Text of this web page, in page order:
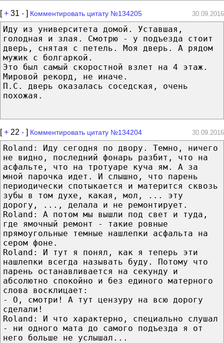
[+ 31 - ] Комментировать цитату №134205 30.09.2016
Иду из университета домой. Уставшая,
голодная и злая. Смотрю - у подъезда стоит
дверь, снятая с петель. Моя дверь. А рядом
мужик с болгаркой.
Это был самый скоростной взлет на 4 этаж.
Мировой рекорд, не иначе.
П.С. дверь оказалась соседская, очень
похожая.
[+ 22 - ] Комментировать цитату №134204 30.09.2016
Roland: Иду сегодня по двору. Темно, ничего
не видно, последний фонарь разбит, что на
асфальте, что на тротуаре куча ям. А за
мной парочка идет. И слышно, что парень
периодически спотыкается и матерится сквозь
зубы в том духе, какая, мол, ... эту
дорогу, ..., делала и не ремонтирует.
Roland: А потом мы вышли под свет и туда,
где ямочный ремонт - такие ровные
прямоугольные темные нашлепки асфальта на
сером фоне.
Roland: И тут я понял, как я теперь эти
нашлепки всегда называть буду. Потому что
парень останавливается на секунду и
абсолютно спокойно и без единого матерного
слова восклицает:
- О, смотри! А тут цензуру на всю дорогу
сделали!
Roland: И что характерно, специально слушал
- ни одного мата до самого подъезда я от
него больше не услышал...